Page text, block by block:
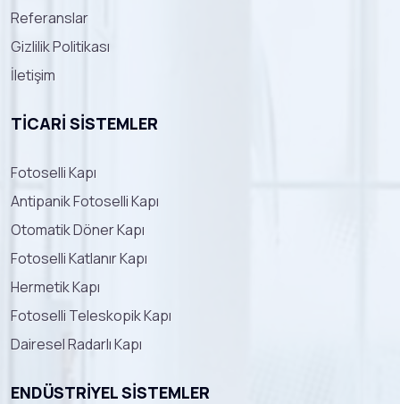
Referanslar
Gizlilik Politikası
İletişim
TICARI SISTEMLER
Fotoselli Kapı
Antipanik Fotoselli Kapı
Otomatik Döner Kapı
Fotoselli Katlanır Kapı
Hermetik Kapı
Fotoselli Teleskopik Kapı
Dairesel Radarlı Kapı
ENDÜSTRIYEL SISTEMLER